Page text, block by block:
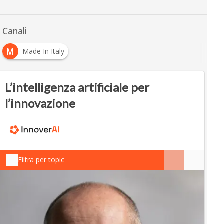
Canali
M
Made In Italy
L’intelligenza artificiale per
l’innovazione
Filtra per topic